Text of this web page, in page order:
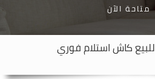
للبيع كاش استلام فوري
متاحة الآن